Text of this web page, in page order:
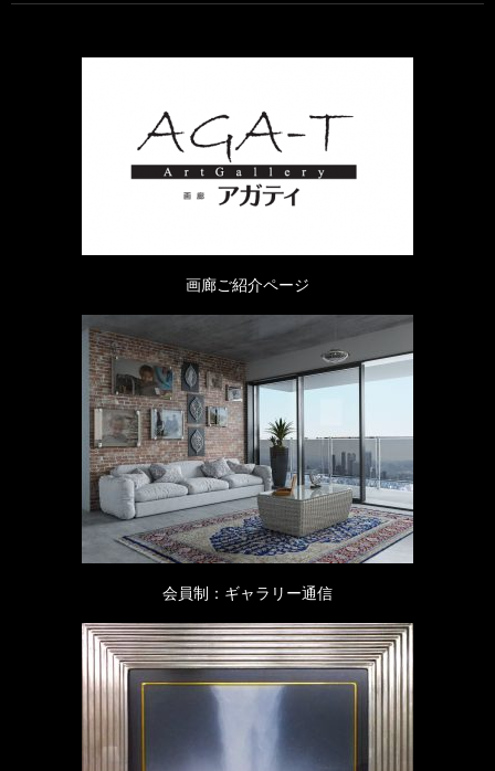
画廊ご紹介ページ
会員制：ギャラリー通信